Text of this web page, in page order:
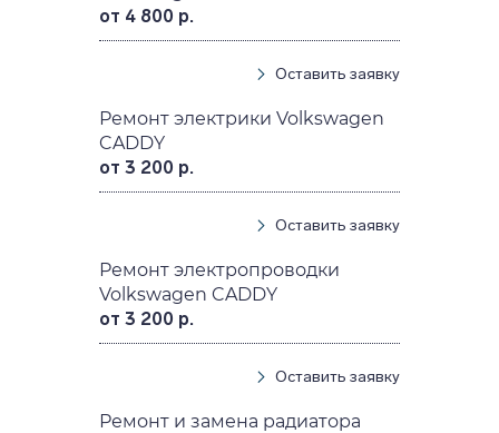
от 4 800 р.
Оставить заявку
Ремонт электрики Volkswagen
CADDY
от 3 200 р.
Оставить заявку
Ремонт электропроводки
Volkswagen CADDY
от 3 200 р.
Оставить заявку
Ремонт и замена радиатора